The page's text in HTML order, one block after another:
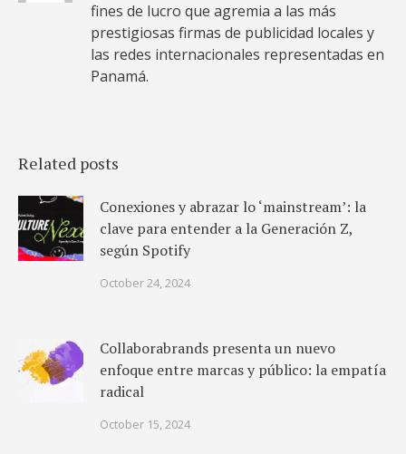
fines de lucro que agremia a las más
prestigiosas firmas de publicidad locales y
las redes internacionales representadas en
Panamá.
Related posts
Conexiones y abrazar lo ‘mainstream’: la
clave para entender a la Generación Z,
según Spotify
October 24, 2024
Collaborabrands presenta un nuevo
enfoque entre marcas y público: la empatía
radical
October 15, 2024